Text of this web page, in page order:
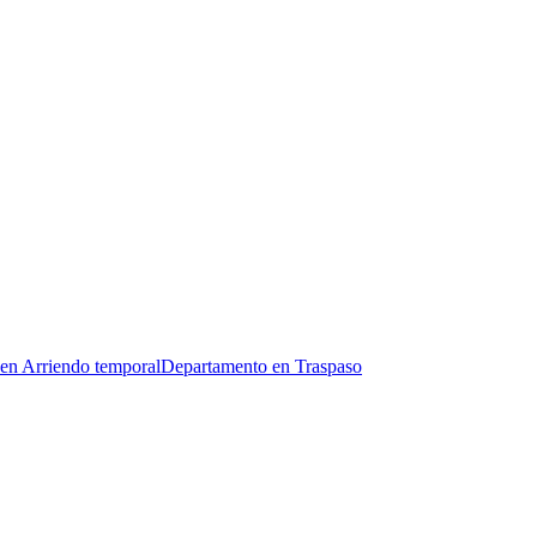
Arriendo temporalDepartamento en Traspaso